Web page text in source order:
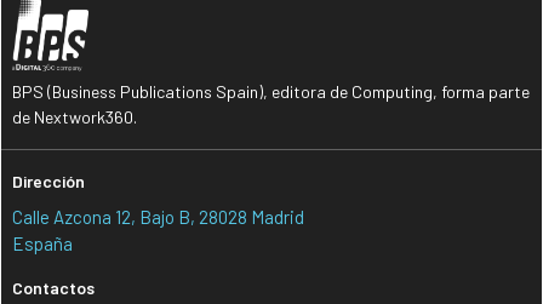
BPS (Business Publications Spain), editora de Computing, forma parte
de Nextwork360.
Dirección
Calle Azcona 12, Bajo B, 28028 Madrid
España
Contactos